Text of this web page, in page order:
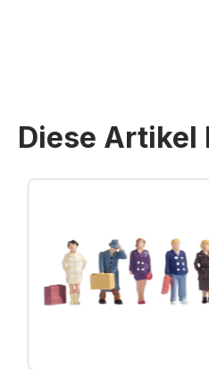
Diese Artikel
Produktgalerie